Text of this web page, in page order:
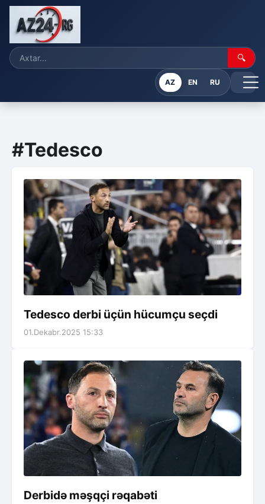
🔍
AZ EN RU
#Tedesco
Tedesco derbi üçün hücumçu seçdi
01.Dekabr.2025 15:33
Derbidə məşqçi rəqabəti